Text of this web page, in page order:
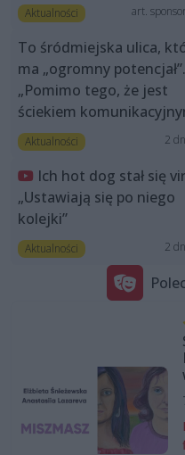
Aktualności art.
To śródmiejska ulica,
ma „ogromny potencjał”.
„Pomimo tego, że jest
ściekiem
Aktualności 2
Ich hot dog stał się
„Ustawiają się po niego
kolejki”
Aktualności 2